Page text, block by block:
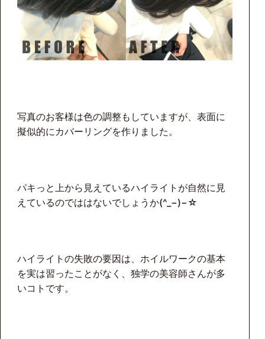
写真のお客様は色の調整もしていますが、表面に
擬似的にカバーリングを作りました。
パキっと上から見えているハイライトが自然に見
えているのでははないでしょうか(^_−)−☆
ハイライトの失敗の要因は、ホイルワークの基本
を実は習ったことがなく、独学の美容師さんが多
いコトです。